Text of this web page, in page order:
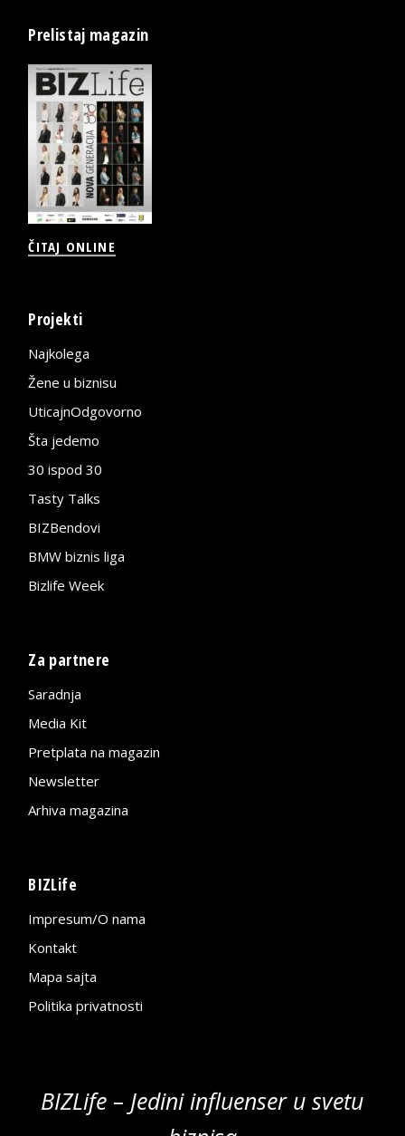
Prelistaj magazin
ČITAJ ONLINE
Projekti
Najkolega
Žene u biznisu
UticajnOdgovorno
Šta jedemo
30 ispod 30
Tasty Talks
BIZBendovi
BMW biznis liga
Bizlife Week
Za partnere
Saradnja
Media Kit
Pretplata na magazin
Newsletter
Arhiva magazina
BIZLife
Impresum/O nama
Kontakt
Mapa sajta
Politika privatnosti
BIZLife – Jedini influenser u svetu